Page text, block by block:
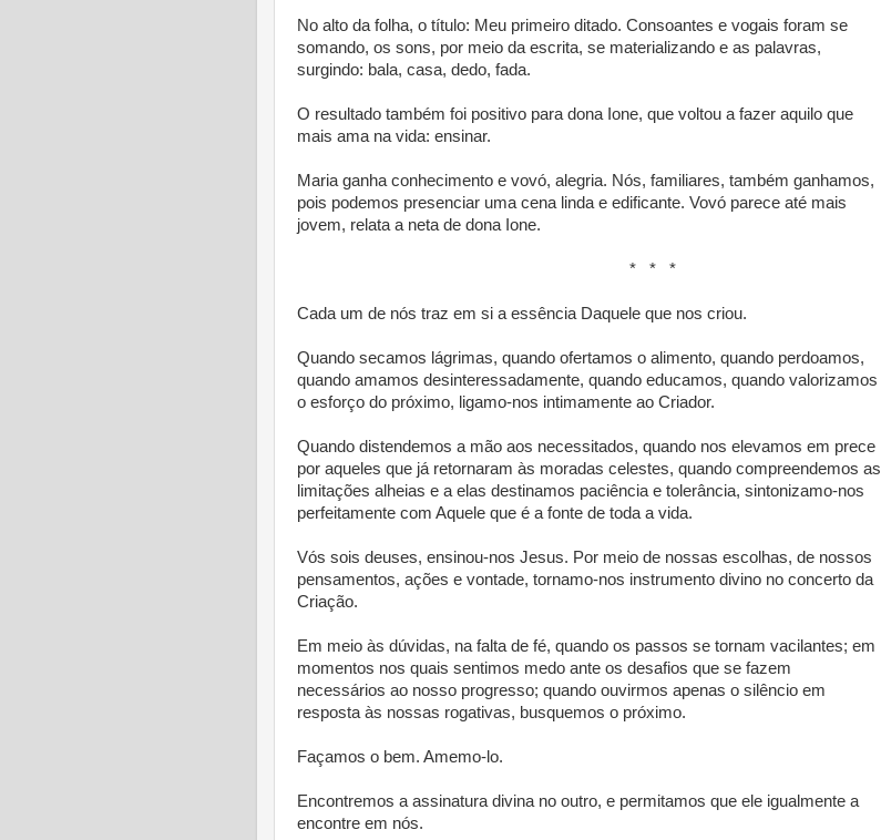
No alto da folha, o título: Meu primeiro ditado. Consoantes e vogais foram se
somando, os sons, por meio da escrita, se materializando e as palavras,
surgindo: bala, casa, dedo, fada.
O resultado também foi positivo para dona Ione, que voltou a fazer aquilo que
mais ama na vida: ensinar.
Maria ganha conhecimento e vovó, alegria. Nós, familiares, também ganhamos,
pois podemos presenciar uma cena linda e edificante. Vovó parece até mais
jovem, relata a neta de dona Ione.
* * *
Cada um de nós traz em si a essência Daquele que nos criou.
Quando secamos lágrimas, quando ofertamos o alimento, quando perdoamos,
quando amamos desinteressadamente, quando educamos, quando valorizamos
o esforço do próximo, ligamo-nos intimamente ao Criador.
Quando distendemos a mão aos necessitados, quando nos elevamos em prece
por aqueles que já retornaram às moradas celestes, quando compreendemos as
limitações alheias e a elas destinamos paciência e tolerância, sintonizamo-nos
perfeitamente com Aquele que é a fonte de toda a vida.
Vós sois deuses, ensinou-nos Jesus. Por meio de nossas escolhas, de nossos
pensamentos, ações e vontade, tornamo-nos instrumento divino no concerto da
Criação.
Em meio às dúvidas, na falta de fé, quando os passos se tornam vacilantes; em
momentos nos quais sentimos medo ante os desafios que se fazem
necessários ao nosso progresso; quando ouvirmos apenas o silêncio em
resposta às nossas rogativas, busquemos o próximo.
Façamos o bem. Amemo-lo.
Encontremos a assinatura divina no outro, e permitamos que ele igualmente a
encontre em nós.